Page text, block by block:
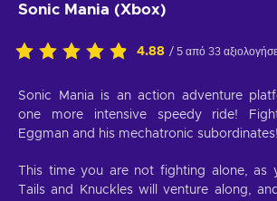
Sonic Mania (Xbox)
4.88 / 5 από 33
Sonic Mania is an action adventure
one more intensive speedy ride!
Eggman and his mechatronic subordinates!
This time you are not fighting alone, as
Tails and Knuckles will venture along,